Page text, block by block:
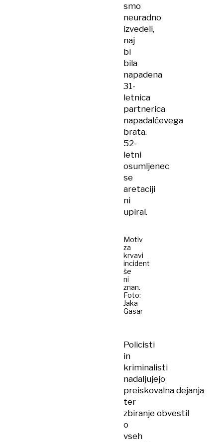
smo
neuradno
izvedeli,
naj
bi
bila
napadena
31-
letnica
partnerica
napadalčevega
brata.
52-
letni
osumljenec
se
aretaciji
ni
upiral.
Motiv
za
krvavi
incident
še
ni
znan.
Foto:
Jaka
Gasar
Policisti
in
kriminalisti
nadaljujejo
preiskovalna dejanja
ter
zbiranje obvestil
o
vseh